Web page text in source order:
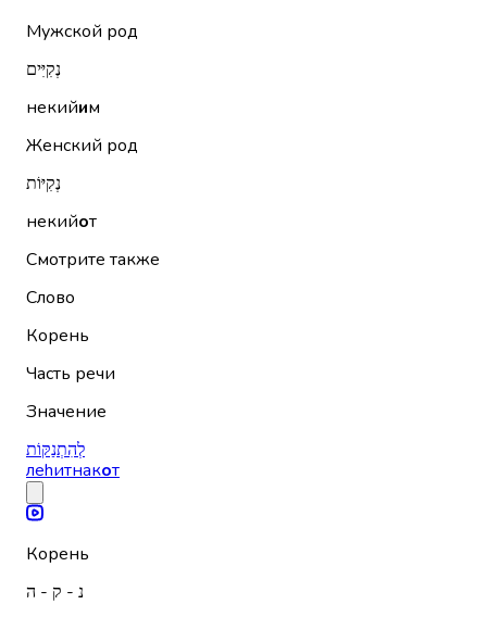
Мужской род
נְקִיִּים
некийим
Женский род
נְקִיּוֹת
некийот
Смотрите также
Слово
Корень
Часть речи
Значение
לְהִתְנַקּוֹת
леhитнакот
Корень
נ - ק - ה